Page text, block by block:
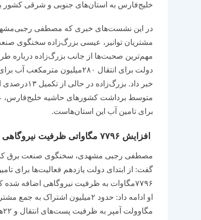
خلیج‌فارس به استان‌‌‌های جنوبی و شرقی کشور
در این نشست‌‌‌های خبری که مصطفی رجبی‌مشهدی
مشتریان توانیر، عیسی بزرگ‌‌‌زاده سخنگوی
مهم‌ترین صحبت‌‌‌ها از جانب بزرگ‌‌‌زاده درباره
خبر داد.
برای تامین آب این استان‌‌‌هاست.
افزایش ۷۷۹۶ مگاواتی ظرفیت نیروگاهی
مصطفی رجبی مشهدی، سخنگوی صنعت برق
گفت: از ابتدای دولت یازدهم فعالیت‌‌‌ها برای
۷۷۹۶مگاوات به ظرفیت نیروگاهی اضافه